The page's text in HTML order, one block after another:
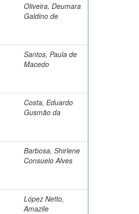
Oliveira, Deumara
Galdino de
Santos, Paula de
Macedo
Costa, Eduardo
Gusmão da
Barbosa, Shirlene
Consuelo Alves
López Netto,
Amazile